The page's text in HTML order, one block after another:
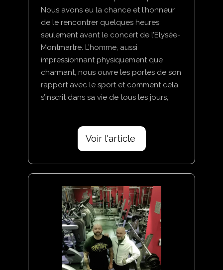
Nous avons eu la chance et l’honneur
de le rencontrer quelques heures
seulement avant le concert de l’Elysée-
Montmartre. L’homme, aussi
impressionnant physiquement que
charmant, nous ouvre les portes de son
rapport avec le sport et comment cela
s’inscrit dans sa vie de tous les jours,
Voir l'article